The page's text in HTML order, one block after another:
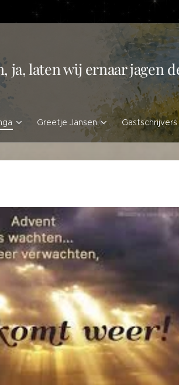
ja, laten wij ernaar jagen
Greetje Jansen Gastschrijvers